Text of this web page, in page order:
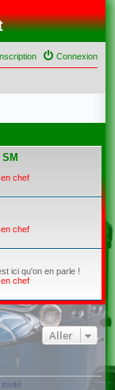
Connexion
chef
chef
ici qu'on en parle !
chef
Aller